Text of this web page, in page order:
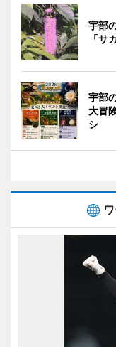
宇部
「サ
宇部
大冒
シ